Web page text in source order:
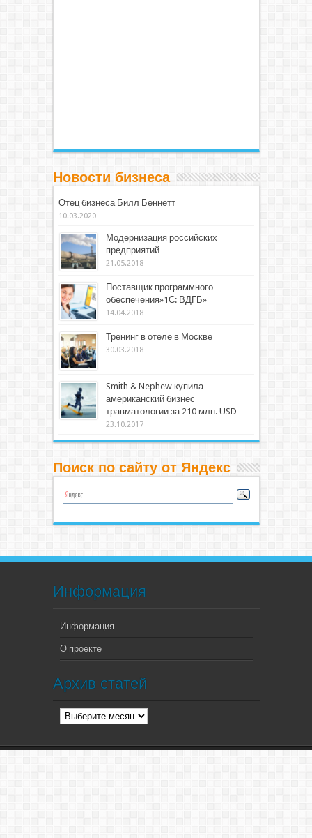
Новости бизнеса
Отец бизнеса Билл Беннетт
10.03.2020
Модернизация российских
предприятий
21.05.2018
Поставщик программного
обеспечения»1С: ВДГБ»
14.04.2018
Тренинг в отеле в Москве
30.03.2018
Smith & Nephew купила
американский бизнес
травматологии за 210 млн. USD
23.10.2017
Поиск по сайту от Яндекс
Информация
Информация
О проекте
Архив статей
Архив
статей